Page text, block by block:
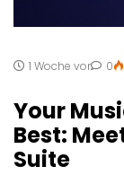
1 Woche vor 0
Your
Best:
Suite